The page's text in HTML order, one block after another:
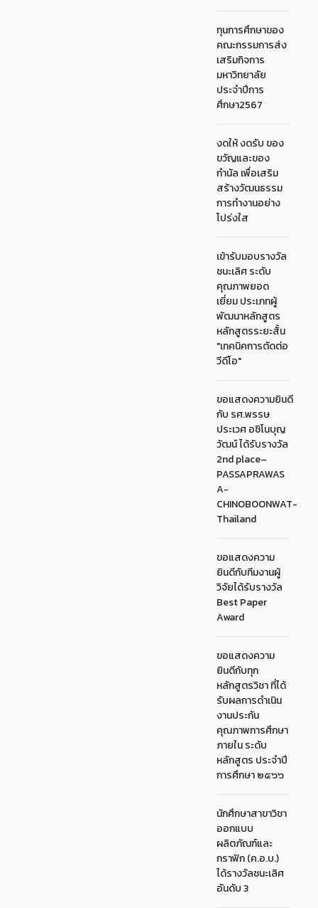
ทุนการศึกษาของ
คณะกรรมการส่ง
เสริมกิจการ
มหาวิทยาลัย
ประจำปีการ
ศึกษา2567
งดให้ งดรับ ของ
ขวัญและของ
กำนัล เพื่อเสริม
สร้างวัฒนธรรม
การทำงานอย่าง
โปร่งใส
เข้ารับมอบรางวัล
ชนะเลิศ ระดับ
คุณภาพยอด
เยี่ยม ประเภทผู้
พัฒนาหลักสูตร
หลักสูตรระยะสั้น
"เทคนิคการตัดต่อ
วีดีโอ"
ขอแสดงความยินดี
กับ รศ.พรรษ
ประเวศ อชิโนบุญ
วัฒน์ ได้รับรางวัล
2nd place–
PASSAPRAWAS
A-
CHINOBOONWAT-
Thailand
ขอแสดงความ
ยินดีกับทีมงานผู้
วิจัยได้รับรางวัล
Best Paper
Award
ขอแสดงความ
ยินดีกับทุก
หลักสูตรวิชา ที่ได้
รับผลการดำเนิน
งานประกัน
คุณภาพการศึกษา
ภายใน ระดับ
หลักสูตร ประจำปี
การศึกษา ๒๕๖๖
นักศึกษาสาขาวิชา
ออกแบบ
ผลิตภัณฑ์และ
กราฟิก (ค.อ.บ.)
ได้รางวัลชนะเลิศ
อันดับ 3